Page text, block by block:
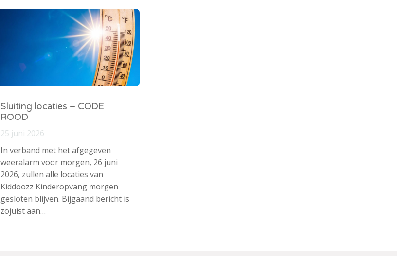
Sluiting locaties – CODE
ROOD
25 juni 2026
In verband met het afgegeven
weeralarm voor morgen, 26 juni
2026, zullen alle locaties van
Kiddoozz Kinderopvang morgen
gesloten blijven. Bijgaand bericht is
zojuist aan…